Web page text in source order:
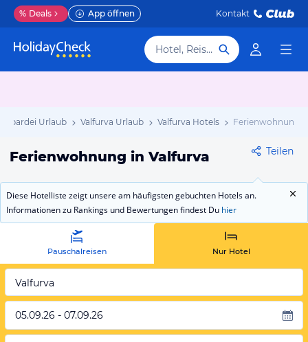
% Deals App öffnen Kontakt
Hotel, Reiseziel
Urlaub Valfurva Urlaub Valfurva Hotels Ferienwohnung
Ferienwohnung in Valfurva Teilen
Diese Hotelliste zeigt unsere am häufigsten gebuchten Hotels an.
Informationen zu Rankings und Bewertungen findest Du hier
Pauschalreisen Nur Hotel
Valfurva
05.09.26 - 07.09.26